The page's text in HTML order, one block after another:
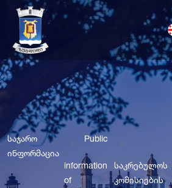
საჯარო
ინფორმაცია
Public
information
of
საკრებულოს
კომისიების